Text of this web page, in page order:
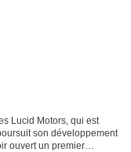
Lucid Motors, qui est
son développement
ouvert un premier